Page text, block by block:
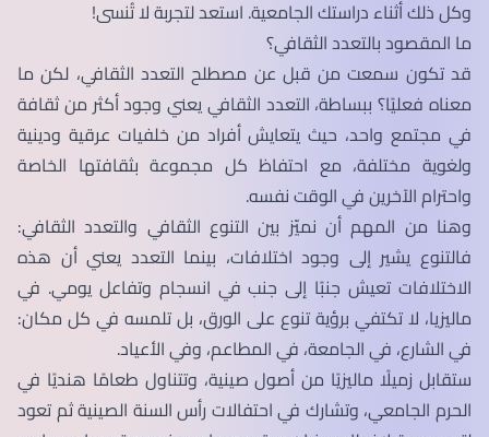
وكل ذلك أثناء دراستك الجامعية. استعد لتجربة لا تُنسى!
ما المقصود بالتعدد الثقافي؟
قد تكون سمعت من قبل عن مصطلح التعدد الثقافي، لكن ما
معناه فعليًا؟ ببساطة، التعدد الثقافي يعني وجود أكثر من ثقافة
في مجتمع واحد، حيث يتعايش أفراد من خلفيات عرقية ودينية
ولغوية مختلفة، مع احتفاظ كل مجموعة بثقافتها الخاصة
واحترام الآخرين في الوقت نفسه.
وهنا من المهم أن نميّز بين التنوع الثقافي والتعدد الثقافي:
فالتنوع يشير إلى وجود اختلافات، بينما التعدد يعني أن هذه
الاختلافات تعيش جنبًا إلى جنب في انسجام وتفاعل يومي. في
ماليزيا، لا تكتفي برؤية تنوع على الورق، بل تلمسه في كل مكان:
في الشارع، في الجامعة، في المطاعم، وفي الأعياد.
ستقابل زميلًا ماليزيًا من أصول صينية، وتتناول طعامًا هنديًا في
الحرم الجامعي، وتشارك في احتفالات رأس السنة الصينية ثم تعود